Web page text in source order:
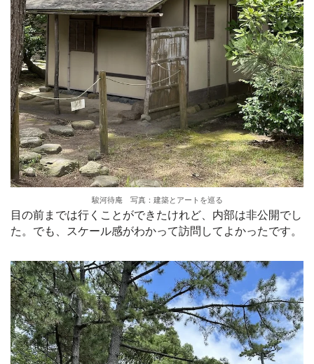
駿河待庵 写真：建築とアートを巡る
目の前までは行くことができたけれど、内部は非公開でし
た。でも、スケール感がわかって訪問してよかったです。